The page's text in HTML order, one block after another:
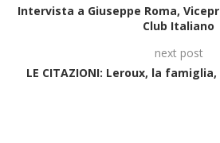
Intervista a Giuseppe Roma,
Club Italiano
next post
LE CITAZIONI: Leroux, la